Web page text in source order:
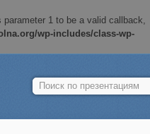
1 to be a valid callback,
wp-includes/class-wp-
Найти: